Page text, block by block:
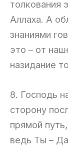
толкования
Аллаха. А
знаниями
это – от
назидание
8. Господь
сторону
прямой
ведь Ты –